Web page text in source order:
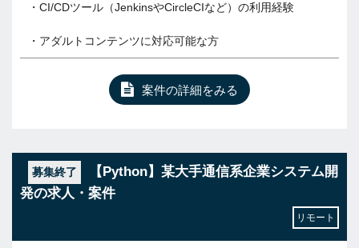
・CI/CDツール（JenkinsやCircleCIなど）の利用経験
・アダルトコンテンツに対応可能な方
案件の詳細をみる
募集終了
【Python】某大手通信系企業システム開
発の求人・案件
リモート